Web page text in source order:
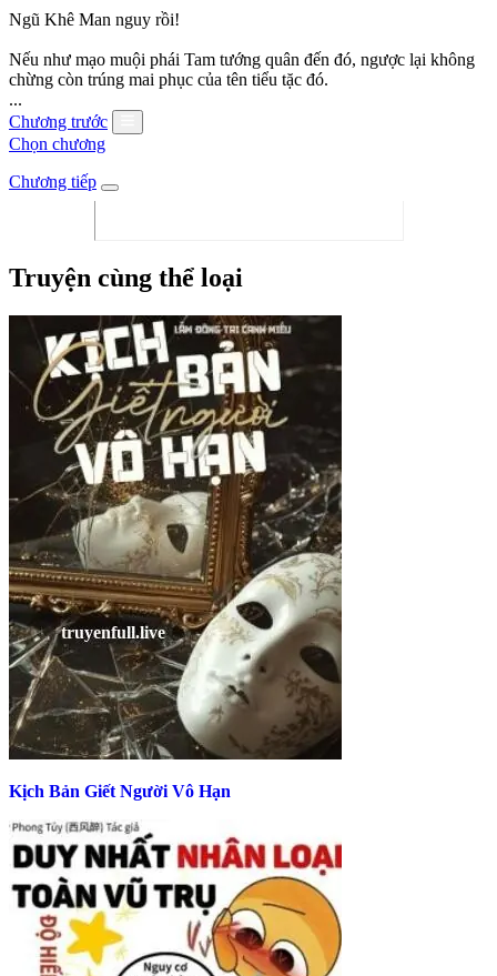
Ngũ Khê Man nguy rồi!
Nếu như mạo muội phái Tam tướng quân đến đó, ngược lại không
chừng còn trúng mai phục của tên tiểu tặc đó.
...
Chương trước
Chọn chương
Chương tiếp
Truyện cùng thể loại
Kịch Bản Giết Người Vô Hạn